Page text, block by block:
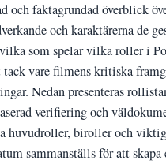
och faktagrundad överblick
och karaktärerna de
som spelar vilka roller i
vare filmens kritiska
Nedan presenteras
verifiering och
huvudroller, biroller och
sammanställs för att skapa